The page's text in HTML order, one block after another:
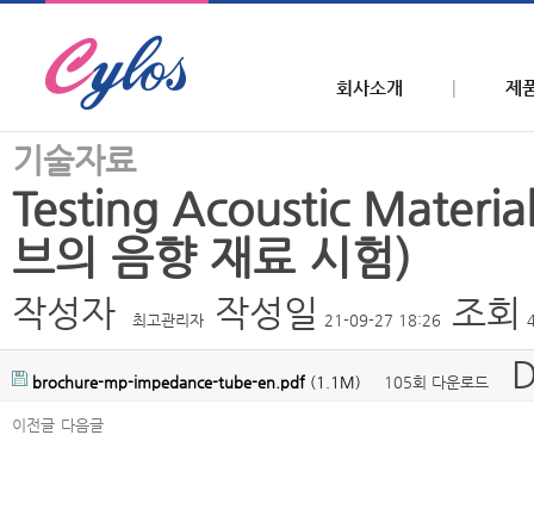
회사소개 제
기술자료
Testing Acoustic
브의 음향 재료 시험)
작성자 최고관리자 작성일 21-09-27 18:26 조회
brochure-mp-impedance-tube-en.pdf (1.1M) 105회 다운로드
이전글 다음글